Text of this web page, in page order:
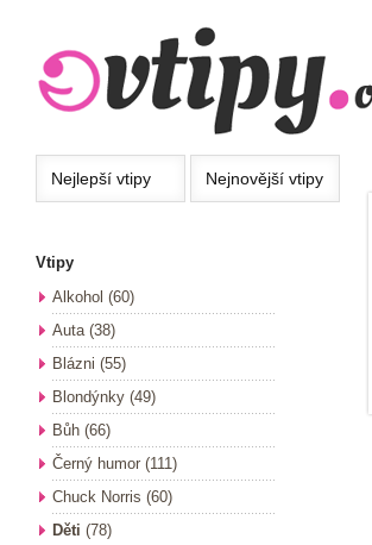
Nejlepší vtipy Nejnovější vtipy
Vtipy
Alkohol (60)
Auta(38)
Blázni (55)
Blondýnky (49)
Bůh (66)
Černý humor (111)
Chuck Norris (60)
Děti (78)